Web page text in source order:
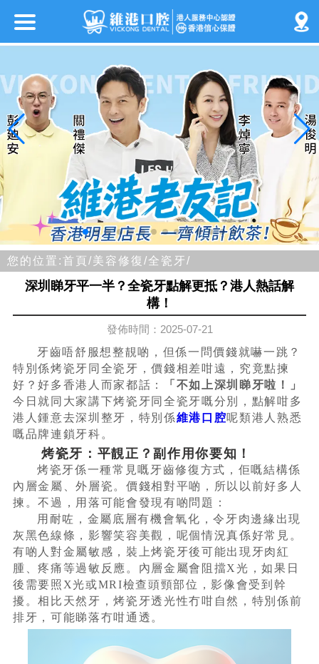
您的位置:首頁/美容修復/全瓷牙/
深圳睇牙平一半？全瓷牙點解更抵？港人熱話解
構！
發佈時間：2025-07-21
牙齒唔舒服想整靚啲，但係一問價錢就嚇一跳？
特別係烤瓷牙同全瓷牙，價錢相差咁遠，究竟點揀
好？好多香港人而家都話：
「不如上深圳睇牙啦！」
今日就同大家講下烤瓷牙同全瓷牙嘅分別，點解咁多
港人鍾意去深圳整牙，特別係維港口腔呢類港人熟悉
嘅品牌連鎖牙科。
烤瓷牙：平靚正？副作用你要知！
烤瓷牙係一種常見嘅牙齒修復方式，佢嘅結構係
內層金屬、外層瓷。價錢相對平啲，所以以前好多人
揀。不過，用落可能會發現有啲問題：
用耐咗，金屬底層有機會氧化，令牙肉邊緣出現
灰黑色線條，影響笑容美觀，呢個情況真係好常見。
有啲人對金屬敏感，裝上烤瓷牙後可能出現牙肉紅
腫、疼痛等過敏反應。內層金屬會阻擋X光，如果日
後需要照X光或MRI檢查頭頸部位，影像會受到幹
擾。相比天然牙，烤瓷牙透光性冇咁自然，特別係前
排牙，可能睇落冇咁通透。